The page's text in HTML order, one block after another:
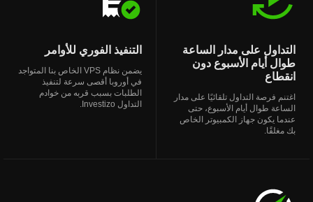
التداول على مدار الساعة
طوال أيام الأسبوع دون
انقطاع
اغتنم فرصة التداول تلقائيًا على مدار
الساعة طوال أيام الأسبوع، حتى
عندما يكون جهاز الكمبيوتر الخاص
بك مغلقًا.
التنفيذ الفوري للأوامر
يضمن نظام VPS الخاص بنا المتواجد
في أوروبا أقصى سرعة لتنفيذ
الطلبات بسبب قربه من خوادم
التداول Investizo.